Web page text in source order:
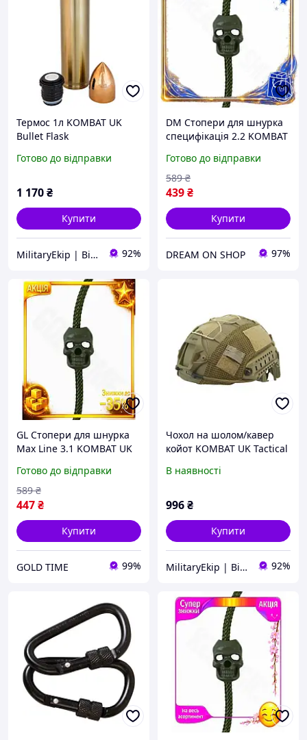
Термос 1л KOMBAT UK
Bullet Flask
Готово до відправки
1 170₴
Купити
MilitaryEkip | Військове спорядження 92%
DM Стопери для шнурка
специфікація 2.2 KOMBAT
одягу та спорядження
фіксатори для SPE|LZ
Готово до відправки
439₴
589 ₴
Купити
DREAM ON SHOP 97%
GL Стопери для шнурка
Max Line 3.1 KOMBAT UK
та спорядження
фіксатори для моту
LO31\PR
Готово до відправки
447₴
589 ₴
Купити
GOLD TIME 99%
Чохол на шолом/кавер
койот KOMBAT UK Tactical
В наявності
996₴
Купити
MilitaryEkip | Військове спорядження 92%